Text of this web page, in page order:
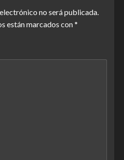
no será publicada.
están marcados con*